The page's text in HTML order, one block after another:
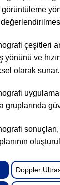
çeşitleri
yönünü ve
olarak sunar.
gruplarında
Doppler